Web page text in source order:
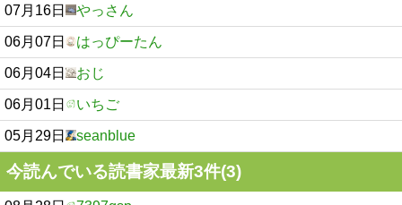
07月16日 やっさん
06月07日 はっぴーたん
06月04日 おじ
06月01日 いちご
05月29日 seanblue
今読んでいる読書家最新3件(3)